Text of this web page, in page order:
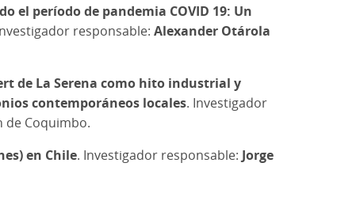
el período de pandemia COVID 19: Un
responsable: Alexander Otárola
de La Serena como hito industrial y
contemporáneos locales. Investigador
de Coquimbo.
en Chile. Investigador responsable: Jorge